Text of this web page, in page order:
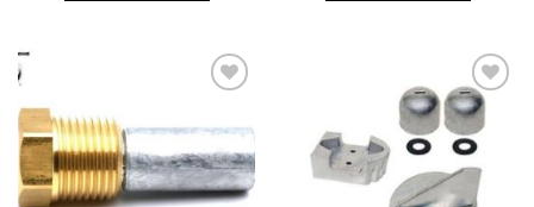
À LA
LISTE
D’ENVIES
AJOUTER
À LA
LISTE
D’ENVIES